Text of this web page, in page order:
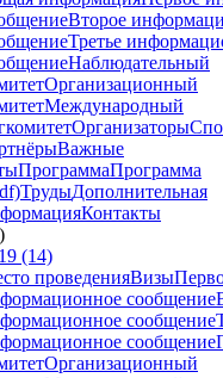
Второе
Третье
Наблюдательный
Организационный
Международный
Организаторы
Важные
ПрограммаПрограмма
ТрудыДополнительная
Контакты
(14)
проведенияВизы
сообщение
сообщение
сообщение
Организационный